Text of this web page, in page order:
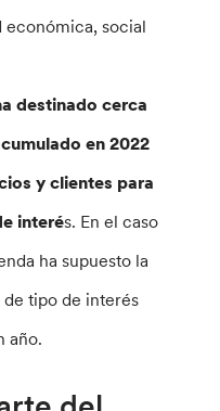
económica, social
destinado cerca
en 2022
y clientes para
interés. En el caso
ha supuesto la
tipo de interés
año.